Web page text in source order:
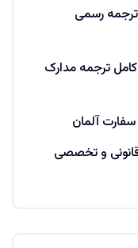
ترجمه رسمی
ترجمه مدارک
سفارت آلمان
قانونی و تخصصی